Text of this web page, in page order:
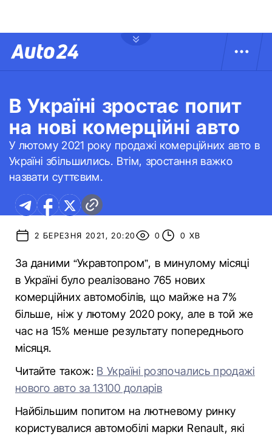
В Україні зростає попит
на нові комерційні авто
У лютому 2021 року продажі комерційних авто в
Україні збільшились. Втім, зростання важко
назвати суттєвим.
2 БЕРЕЗНЯ 2021, 20:20 0 0 ХВ
За даними “Укравтопром”, в минулому місяці
в Україні було реалізовано 765 нових
комерційних автомобілів, що майже на 7%
більше, ніж у лютому 2020 року, але в той же
час на 15% менше результату попереднього
місяця.
Читайте також: В Україні розпочались продажі
нового авто за 13100 доларів
Найбільшим попитом на лютневому ринку
користувалися автомобілі марки Renault, які